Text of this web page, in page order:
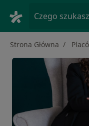
Czego
Strona Główna